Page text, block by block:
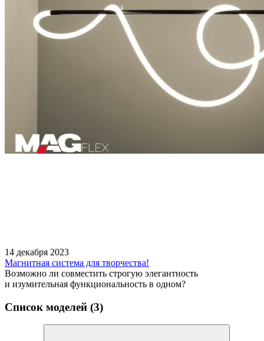
14 декабря 2023
Магнитная система для творчества!
Возможно ли совместить строгую элегантность
и изумительная функциональность в одном?
Список моделей (3)